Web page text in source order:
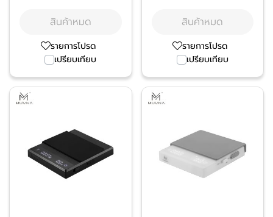
สินค้าหมด
รายการโปรด
เปรียบเทียบ
สินค้าหมด
รายการโปรด
เปรียบเทียบ